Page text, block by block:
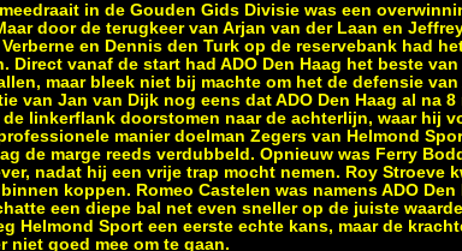
in de Gouden Gids Divisie was een
door de terugkeer van Arjan van der Laan en
en Dennis den Turk op de reservebank had
Direct vanaf de start had ADO Den Haag het beste
maar bleek niet bij machte om het de defensie van
van Jan van Dijk nog eens dat ADO Den Haag al na
linkerflank doorstomen naar de achterlijn, waar hij
manier doelman Zegers van Helmond
de marge reeds verdubbeld. Opnieuw was Ferry
nadat hij een vrije trap mocht nemen. Roy Stroeve
koppen. Romeo Castelen was namens ADO Den
een diepe bal net even sneller op de juiste
Helmond Sport een eerste echte kans, maar de
niet goed mee om te gaan.